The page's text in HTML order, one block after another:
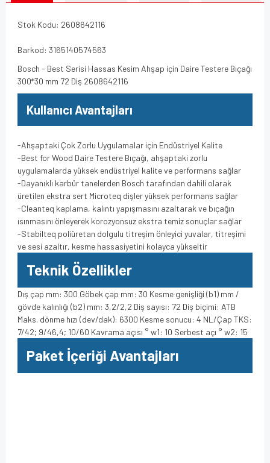
Stok Kodu: 2608642116
Barkod: 3165140574563
Bosch - Best Serisi Hassas Kesim Ahşap için Daire Testere Bıçağı
300*30 mm 72 Diş 2608642116
Kullanıcı Avantajları
-Ahşaptaki Çok Zorlu Uygulamalar için Endüstriyel Kalite
-Best for Wood Daire Testere Bıçağı, ahşaptaki zorlu
uygulamalarda yüksek endüstriyel kalite ve performans sağlar
-Dayanıklı karbür tanelerden Bosch tarafından dahili olarak
üretilen ekstra sert Microteq dişler yüksek performans sağlar
-Cleanteq kaplama, kalıntı yapışmasını azaltarak ve bıçağın
ısınmasını önleyerek korozyonsuz ekstra temiz sonuçlar sağlar
-Stabilteq poliüretan dolgulu titreşim önleyici yuvalar, titreşimi
ve sesi azaltır, kesme hassasiyetini kolayca yükseltir
Teknik Özellikler
Dış çap mm: 300 Göbek çap mm: 30 Kesme genişliği (b1) mm /
gövde kalınlığı (b2) mm: 3,2/2,2 Diş sayısı: 72 Diş biçimi: ATB
Maks. dönme hızı (dev/dak): 6300 Kesme sonucu: 4 NL/Çap TKS:
7/42; 9/46,4; 10/60 Kavrama açısı ° w1: 10 Serbest açı ° w2: 15
Paket İçeriği Avantajları